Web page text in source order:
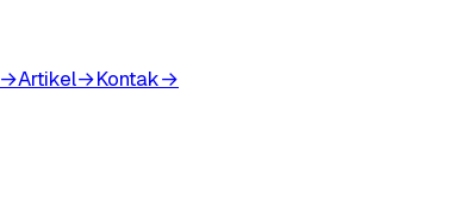
→Artikel→Kontak→